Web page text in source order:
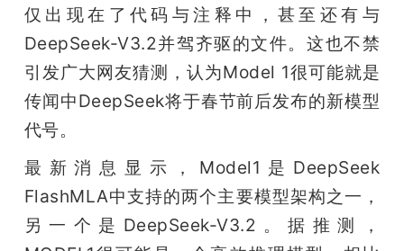
仅出现在了代码与注释中，甚至还有与
DeepSeek-V3.2并驾齐驱的文件。这也不禁
引发广大网友猜测，认为Model 1很可能就是
传闻中DeepSeek将于春节前后发布的新模型
代号。
最新消息显示，Model1是DeepSeek
FlashMLA中支持的两个主要模型架构之一，
另一个是DeepSeek-V3.2。据推测，